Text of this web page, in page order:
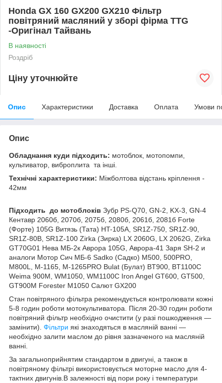
Honda GX 160 GX200 GX210 Фільтр
повітряний масляний у зборі фірма TTG
-Оригінал Тайвань
В наявності
Роздріб
Ціну уточнюйте
Опис Характеристики Доставка Оплата Умови
Опис
Обладнання куди підходить: мотоблок, мотопомпи,
культиватор, виброплита та інші.
Технічні характеристики: Міжболтова відстань кріплення -
42мм
Підходить до мотоблоків Зубр PS-Q70, GN-2, KX-3, GN-4
Кентавр 2060б, 2070б, 2075б, 2080б, 2061б, 2081б Forte
(Форте) 105G Витязь (Тата) HT-105A, SR1Z-750, SR1Z-90,
SR1Z-80B, SR1Z-100 Zirka (Зирка) LX 2060G, LX 2062G, Zirka
GT70G01 Нева МБ-2к Аврора 105G, Аврора-41 Заря SH-2 и
аналоги Мотор Сич МБ-6 Sadko (Садко) M500, 500PRO,
M800L, M-1165, M-1265PRO Bulat (Булат) BT900, BT1100C
Weima 900M, WM1050, WM1100C Iron Angel GT600, GT500,
GT900M Forester M1050 Салют GX200
Стан повітряного фільтра рекомендується контролювати кожні
5-8 годин роботи мотокультиватора. Після 20-30 годин роботи
повітряний фільтр необхідно очистити (у разі пошкодження —
замінити). Фільтри які знаходяться в масляній ванні —
необхідно залити маслом до рівня зазначеного на масляній
ванні.
За загальноприйнятим стандартом в двигуні, а також в
повітряному фільтрі використовується моторне масло для 4-
тактних двигунів.В залежності від пори року і температури